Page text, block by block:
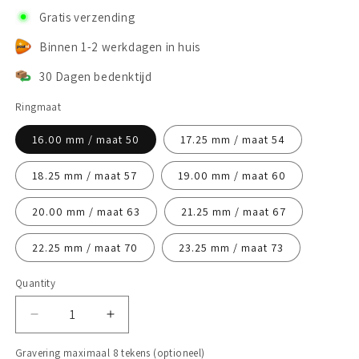
Gratis verzending
Binnen 1-2 werkdagen in huis
30 Dagen bedenktijd
Ringmaat
16.00 mm / maat 50 17.25 mm / maat 54
18.25 mm / maat 57 19.00 mm / maat 60
20.00 mm / maat 63 21.25 mm / maat 67
22.25 mm / maat 70 23.25 mm / maat 73
Quantity
Decrease
quantity
for
Increase
quantity
for
Gravering maximaal 8 tekens (optioneel)